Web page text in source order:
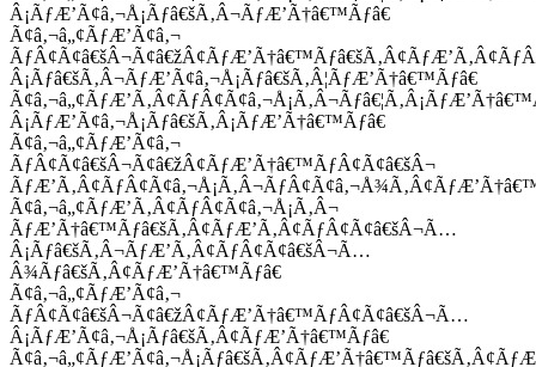
Â¡ÃƒÆ’Ã¢â‚¬Å¡Ãƒâ€šÃ‚Â¬ÃƒÆ’Ã†â€™Ãƒâ€
Ã¢â‚¬â„¢ÃƒÆ’Ã¢â‚¬
Â¡Ãƒâ€šÃ‚Â¬ÃƒÆ’Ã¢â‚¬Å¡Ãƒâ€šÃ‚Â¦ÃƒÆ’Ã†â€™Ãƒâ€
Â¡ÃƒÆ’Ã¢â‚¬Å¡Ãƒâ€šÃ‚Â¡ÃƒÆ’Ã†â€™Ãƒâ€
Ã¢â‚¬â„¢ÃƒÆ’Ã¢â‚¬
ÃƒÂ¢Ã¢â€šÂ¬Ã¢â€žÂ¢ÃƒÆ’Ã†â€™ÃƒÂ¢Ã¢â€šÂ¬
Ã¢â‚¬â„¢ÃƒÆ’Ã‚Â¢ÃƒÂ¢Ã¢â‚¬Å¡Ã‚Â¬
ÃƒÆ’Ã†â€™Ãƒâ€šÃ‚Â¢ÃƒÆ’Ã‚Â¢ÃƒÂ¢Ã¢â€šÂ¬Ã…
Â¡Ãƒâ€šÃ‚Â¬ÃƒÆ’Ã‚Â¢ÃƒÂ¢Ã¢â€šÂ¬Ã…
Â¾Ãƒâ€šÃ‚Â¢ÃƒÆ’Ã†â€™Ãƒâ€
Ã¢â‚¬â„¢ÃƒÆ’Ã¢â‚¬
ÃƒÂ¢Ã¢â€šÂ¬Ã¢â€žÂ¢ÃƒÆ’Ã†â€™ÃƒÂ¢Ã¢â€šÂ¬Ã…
Â¡ÃƒÆ’Ã¢â‚¬Å¡Ãƒâ€šÃ‚Â¢ÃƒÆ’Ã†â€™Ãƒâ€